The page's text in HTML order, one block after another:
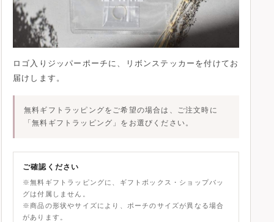
ロゴ入りジッパーポーチに、 リボンステッカー を付けてお
届けします。
無料ギフトラッピングをご希望の場合は、ご注文時に
「無料ギフトラッピング」 をお選びください。
ご確認ください
※無料ギフトラッピングに、ギフトボックス・ショップバッ
グは付属しません。
※商品の形状やサイズにより、ポーチのサイズが異なる場合
があります。